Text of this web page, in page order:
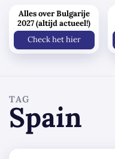
TAG
Spain
Alles over Bulgarije
2027 (altijd actueel!)
Check het hier